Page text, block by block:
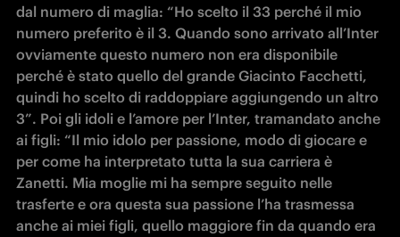
dal numero di maglia: “Ho scelto il 33 perché il mio
numero preferito è il 3. Quando sono arrivato all’Inter
ovviamente questo numero non era disponibile
perché è stato quello del grande Giacinto Facchetti,
quindi ho scelto di raddoppiare aggiungendo un altro
3”. Poi gli idoli e l’amore per l’Inter, tramandato anche
ai figli: “Il mio idolo per passione, modo di giocare e
per come ha interpretato tutta la sua carriera è
Zanetti. Mia moglie mi ha sempre seguito nelle
trasferte e ora questa sua passione l’ha trasmessa
anche ai miei figli, quello maggiore fin da quando era